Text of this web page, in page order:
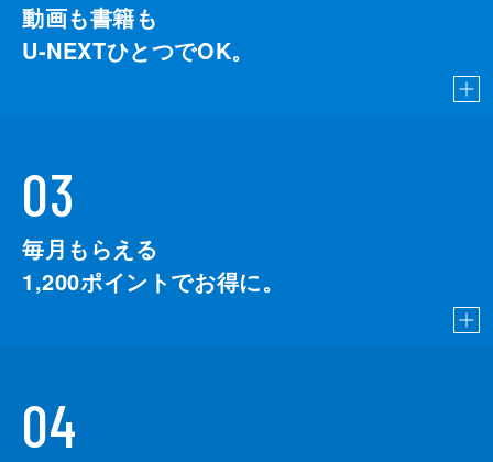
動画も書籍も
U-NEXTひとつでOK。
03
毎月もらえる
1,200ポイントでお得に。
04